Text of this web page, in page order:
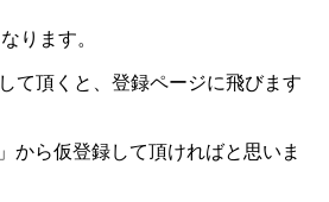
ります。
て頂くと、登録ページに飛びます
から仮登録して頂ければと思いま